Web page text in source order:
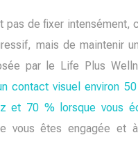
pas de fixer intensément,
mais de maintenir
par le Life Plus
contact visuel environ
et 70 % lorsque vous
vous êtes engagée et